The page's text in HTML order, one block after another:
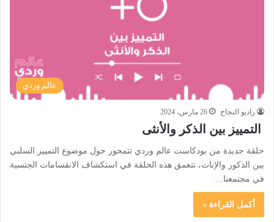
عالم وردي
راديو النجاح 26 مارس، 2024
التمييز بين الذكر والأنثى
حلقة جديدة من بودكاست عالم وردي تتمحور حول موضوع التمييز السلبي
بين الذكور والإناث، تتعمق هذه الحلقة في استكشاف الانقسامات الجنسية
في مجتمعنا…
أكمل القراءة »